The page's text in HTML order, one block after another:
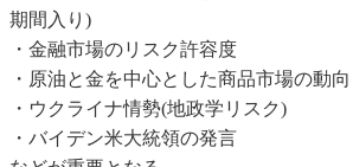
期間入り)
・金融市場のリスク許容度
・原油と金を中心とした商品市場の動向
・ウクライナ情勢(地政学リスク)
・バイデン米大統領の発言